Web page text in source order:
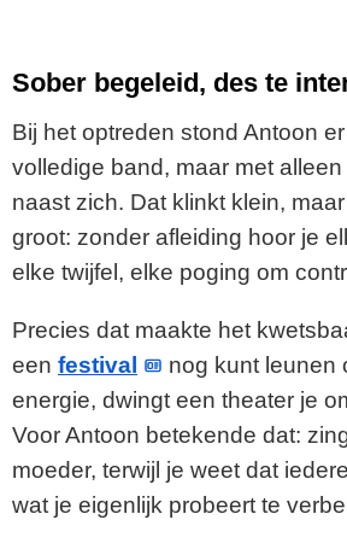
Sober begeleid, des te
Bij het optreden stond Antoon
volledige band, maar met
naast zich. Dat klinkt klein,
groot: zonder afleiding hoor je
elke twijfel, elke poging om
Precies dat maakte het
een festival
nog kunt leunen
energie, dwingt een theater je
Voor Antoon betekende dat:
moeder, terwijl je weet dat
wat je eigenlijk probeert te